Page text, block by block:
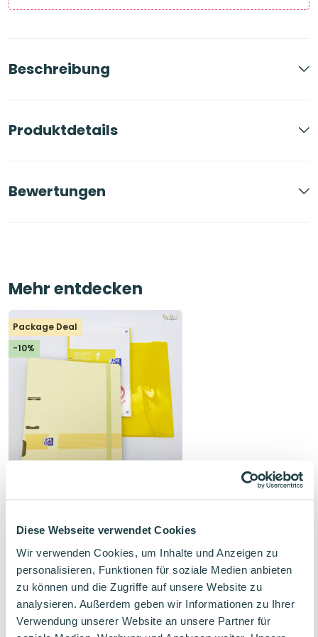
Diese Webseite verwendet Cookies
Wir verwenden Cookies, um Inhalte und Anzeigen zu
personalisieren, Funktionen für soziale Medien anbieten
zu können und die Zugriffe auf unsere Website zu
analysieren. Außerdem geben wir Informationen zu Ihrer
Verwendung unserer Website an unsere Partner für
Beschreibung
Produktdetails
Bewertungen
Mehr entdecken
Package Deal
-10%
Hochwertiger & Schön
26,72€ Ursprünglicher
Preis
war:
26,72€
24,06€ Aktueller
Preis
ist:
24,06€.